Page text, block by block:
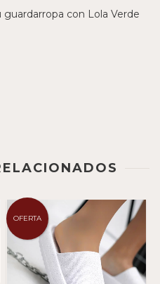
guardarropa con Lola Verde
OFERTA